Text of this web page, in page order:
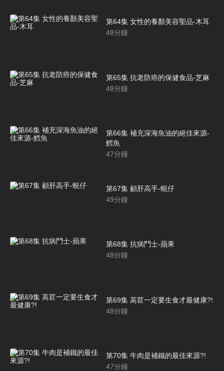
第64集 女性的養顏美容聖品-木耳
48分鐘
第65集 抗老防癌的保健食品-芝麻
48分鐘
第66集 補充深海魚油的絕佳來源-
鱈魚
47分鐘
第67集 顧肝高手-蜆仔
49分鐘
第68集 抗病鬥士-蘋果
48分鐘
第69集 萵苣一定要生食才最健康?!
48分鐘
第70集 牛肉是補鐵的最佳來源?!
47分鐘